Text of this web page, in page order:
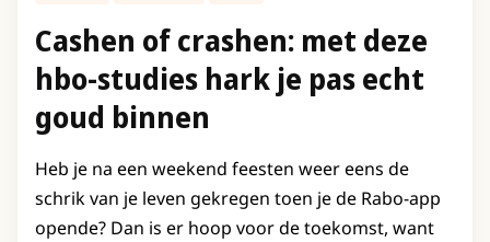
Cashen of crashen: met deze
hbo-studies hark je pas echt
goud binnen
Heb je na een weekend feesten weer eens de
schrik van je leven gekregen toen je de Rabo-app
opende? Dan is er hoop voor de toekomst, want